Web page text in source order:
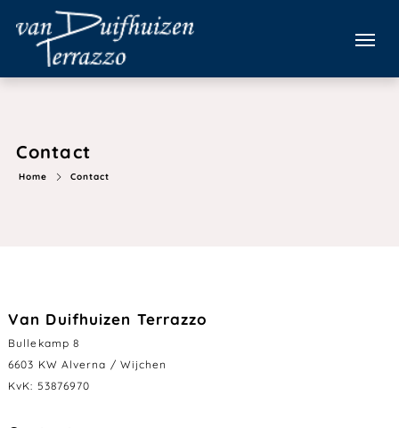
Contact
Home Contact
Van Duifhuizen Terrazzo
Bullekamp 8
6603 KW Alverna / Wijchen
KvK: 53876970